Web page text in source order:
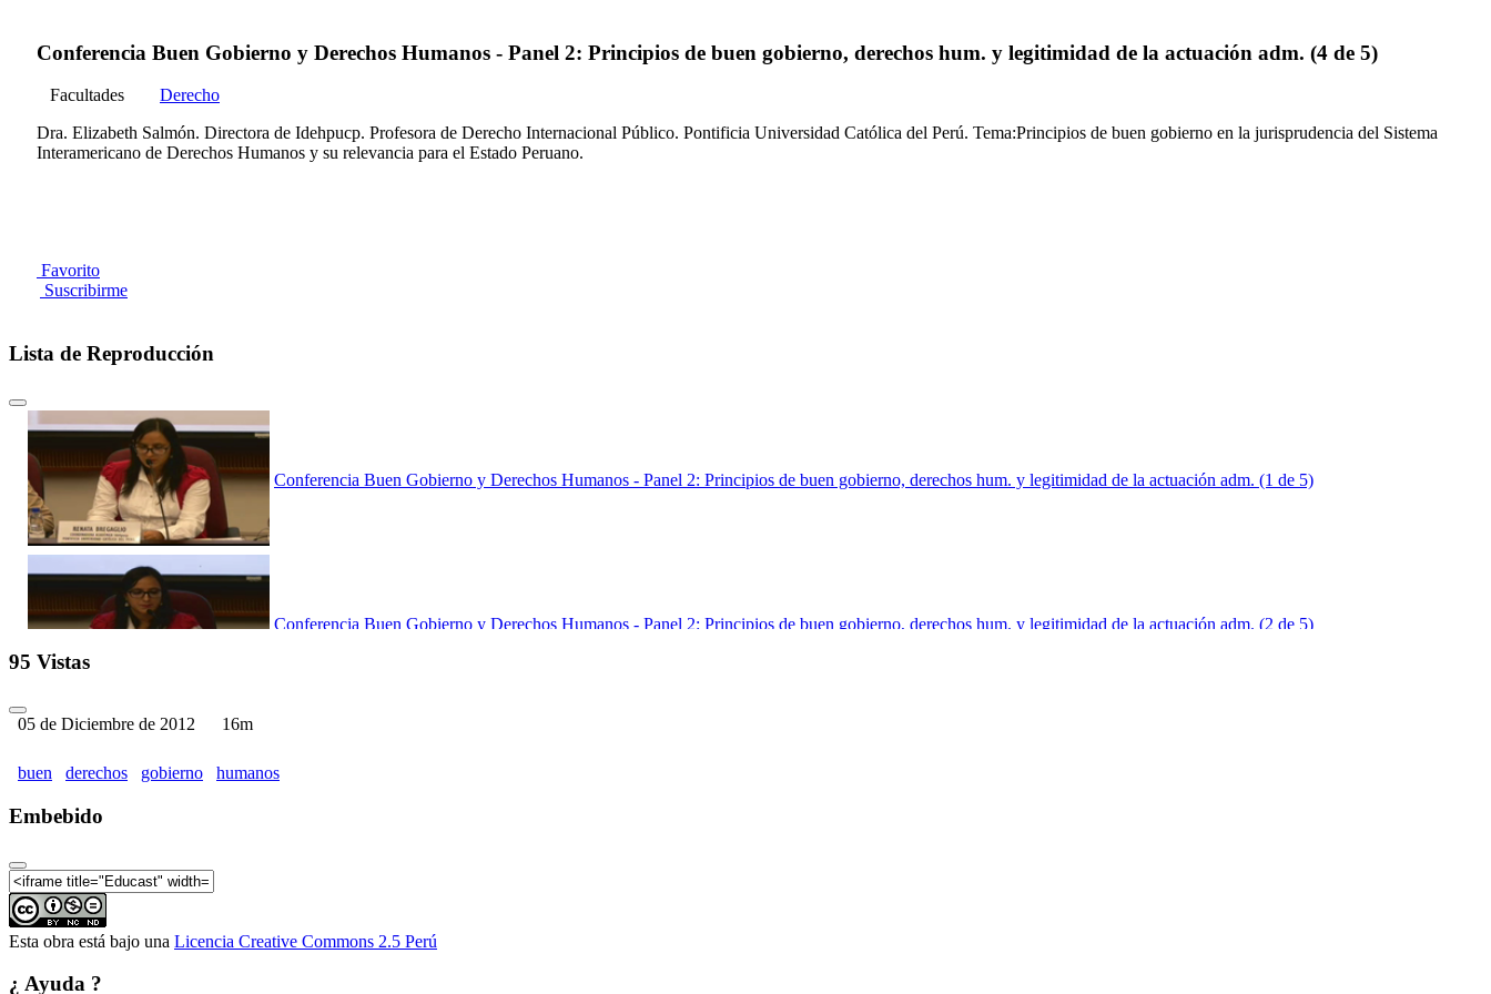
Conferencia Buen Gobierno y Derechos Humanos - Panel 2: Principios de buen gobierno, derechos hum. y legitimidad de la actuación adm. (4 de 5)
Facultades
Derecho
Dra. Elizabeth Salmón. Directora de Idehpucp. Profesora de Derecho Internacional Público. Pontificia Universidad Católica del Perú. Tema:Principios de buen gobierno en la jurisprudencia del Sistema
Interamericano de Derechos Humanos y su relevancia para el Estado Peruano.
Favorito
Suscribirme
Lista de Reproducción
Conferencia Buen Gobierno y Derechos Humanos - Panel 2: Principios de buen gobierno, derechos hum. y legitimidad de la actuación adm. (1 de 5)
Conferencia Buen Gobierno y Derechos Humanos - Panel 2: Principios de buen gobierno, derechos hum. y legitimidad de la actuación adm. (2 de 5)
Conferencia Buen Gobierno y Derechos Humanos - Panel 2: Principios de buen gobierno, derechos hum. y legitimidad de la actuación adm. (3 de 5)
95 Vistas
05 de Diciembre de 2012 16m
buen derechos gobierno humanos
Embebido
Esta obra está bajo una Licencia Creative Commons 2.5 Perú
¿ Ayuda ?